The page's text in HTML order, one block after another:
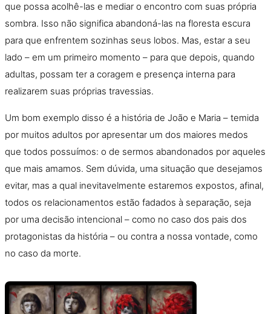
que possa acolhê-las e mediar o encontro com suas própria
sombra. Isso não significa abandoná-las na floresta escura
para que enfrentem sozinhas seus lobos. Mas, estar a seu
lado – em um primeiro momento – para que depois, quando
adultas, possam ter a coragem e presença interna para
realizarem suas próprias travessias.
Um bom exemplo disso é a história de João e Maria – temida
por muitos adultos por apresentar um dos maiores medos
que todos possuímos: o de sermos abandonados por aqueles
que mais amamos. Sem dúvida, uma situação que desejamos
evitar, mas a qual inevitavelmente estaremos expostos, afinal,
todos os relacionamentos estão fadados à separação, seja
por uma decisão intencional – como no caso dos pais dos
protagonistas da história – ou contra a nossa vontade, como
no caso da morte.